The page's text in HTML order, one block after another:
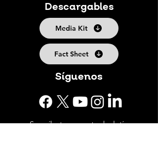
Descargables
Media Kit
Fact Sheet
Síguenos
Suscríbete a nuestro boletín